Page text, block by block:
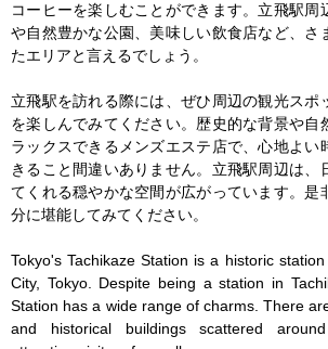
コーヒーを楽しむことができます。立飛駅周
や自然豊かな公園、美味しい飲食店など、さ
たエリアと言えるでしょう。
立飛駅を訪れる際には、ぜひ周辺の観光スポ
を楽しんでみてください。歴史的な背景や自
ラックスできるメンズエステ店で、心地よい
きること間違いありません。立飛駅周辺は、
てくれる穏やかな空間が広がっています。是
分に堪能してみてください。
Tokyo's Tachikaze Station is a historic
City, Tokyo. Despite being a station in
Station has a wide range of charms. There
and historical buildings scattered